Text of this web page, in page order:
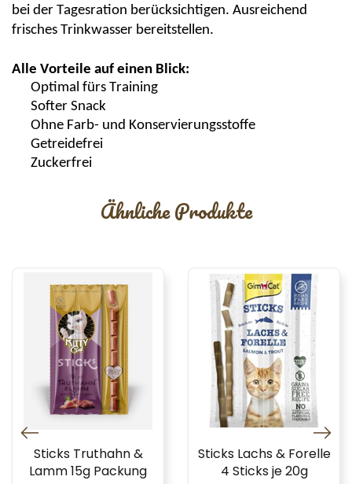
bei der Tagesration berücksichtigen. Ausreichend
frisches Trinkwasser bereitstellen.
Alle Vorteile auf einen Blick:
Optimal fürs Training
Softer Snack
Ohne Farb- und Konservierungsstoffe
Getreidefrei
Zuckerfrei
Ähnliche Produkte
Sticks Truthahn &
Lamm 15g Packung
Sticks Lachs & Forelle
4 Sticks je 20g